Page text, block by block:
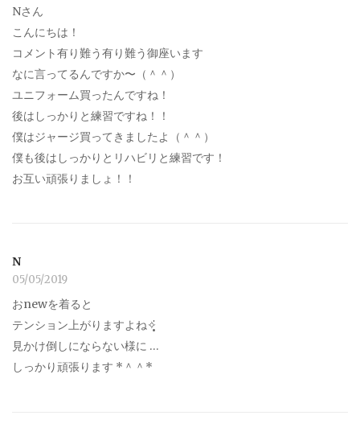
Nさん
こんにちは！
コメント有り難う有り難う御座います
なに言ってるんですか〜（＾＾）
ユニフォーム買ったんですね！
後はしっかりと練習ですね！！
僕はジャージ買ってきましたよ（＾＾）
僕も後はしっかりとリハビリと練習です！
お互い頑張りましょ！！
N
05/05/2019
おnewを着ると
テンション上がりますよね✧̣̥̇
見かけ倒しにならない様に …
しっかり頑張ります *＾＾*